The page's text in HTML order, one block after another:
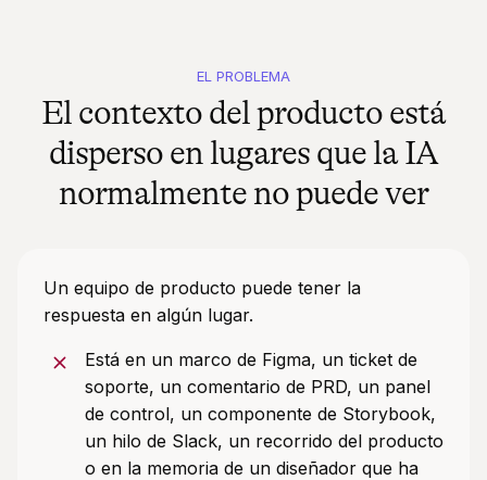
EL PROBLEMA
El contexto del producto está
disperso en lugares que la IA
normalmente no puede ver
Un equipo de producto puede tener la
respuesta en algún lugar.
Está en un marco de Figma, un ticket de
soporte, un comentario de PRD, un panel
de control, un componente de Storybook,
un hilo de Slack, un recorrido del producto
o en la memoria de un diseñador que ha